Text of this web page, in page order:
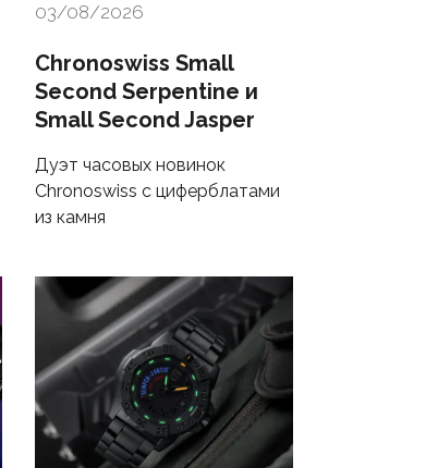
03/08/2026
Chronoswiss Small
Second Serpentine и
Small Second Jasper
Дуэт часовых новинок
Chronoswiss с циферблатами
из камня